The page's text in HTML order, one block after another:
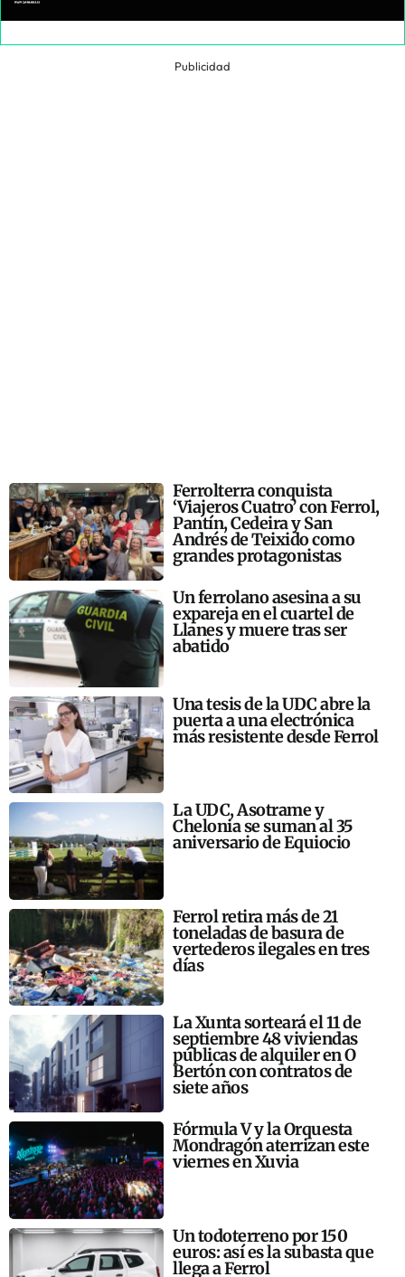
Publicidad
Ferrolterra conquista
‘Viajeros Cuatro’ con Ferrol,
Pantín, Cedeira y San
Andrés de Teixido como
grandes protagonistas
Un ferrolano asesina a su
expareja en el cuartel de
Llanes y muere tras ser
abatido
Una tesis de la UDC abre la
puerta a una electrónica
más resistente desde Ferrol
La UDC, Asotrame y
Chelonia se suman al 35
aniversario de Equiocio
Ferrol retira más de 21
toneladas de basura de
vertederos ilegales en tres
días
La Xunta sorteará el 11 de
septiembre 48 viviendas
públicas de alquiler en O
Bertón con contratos de
siete años
Fórmula V y la Orquesta
Mondragón aterrizan este
viernes en Xuvia
Un todoterreno por 150
euros: así es la subasta que
llega a Ferrol